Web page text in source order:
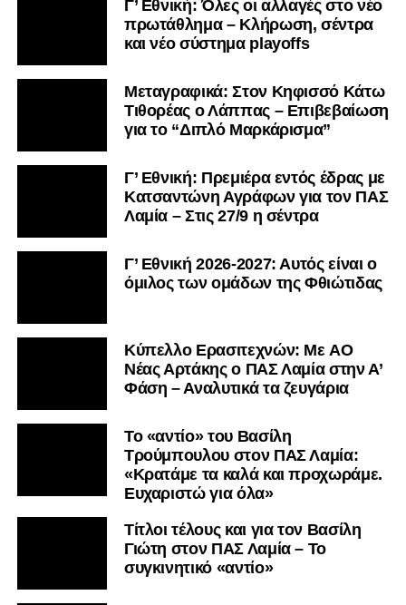
Γ’ Εθνική: Όλες οι αλλαγές στο νέο
πρωτάθλημα – Κλήρωση, σέντρα
και νέο σύστημα playoffs
Μεταγραφικά: Στον Κηφισσό Κάτω
Τιθορέας ο Λάππας – Επιβεβαίωση
για το “Διπλό Μαρκάρισμα”
Γ’ Εθνική: Πρεμιέρα εντός έδρας με
Κατσαντώνη Αγράφων για τον ΠΑΣ
Λαμία – Στις 27/9 η σέντρα
Γ’ Εθνική 2026-2027: Αυτός είναι ο
όμιλος των ομάδων της Φθιώτιδας
Kύπελλο Ερασιτεχνών: Με AO
Nέας Αρτάκης ο ΠΑΣ Λαμία στην Α’
Φάση – Αναλυτικά τα ζευγάρια
Το «αντίο» του Βασίλη
Τρούμπουλου στον ΠΑΣ Λαμία:
«Κρατάμε τα καλά και προχωράμε.
Ευχαριστώ για όλα»
Τίτλοι τέλους και για τον Βασίλη
Γιώτη στον ΠΑΣ Λαμία – Το
συγκινητικό «αντίο»